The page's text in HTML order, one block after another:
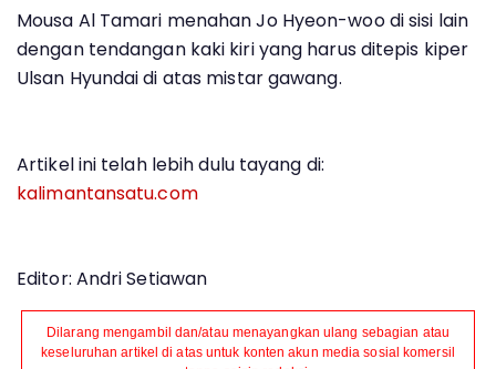
Mousa Al Tamari menahan Jo Hyeon-woo di sisi lain
dengan tendangan kaki kiri yang harus ditepis kiper
Ulsan Hyundai di atas mistar gawang.
Artikel ini telah lebih dulu tayang di:
kalimantansatu.com
Editor: Andri Setiawan
Dilarang mengambil dan/atau menayangkan ulang sebagian atau
keseluruhan artikel di atas untuk konten akun media sosial komersil